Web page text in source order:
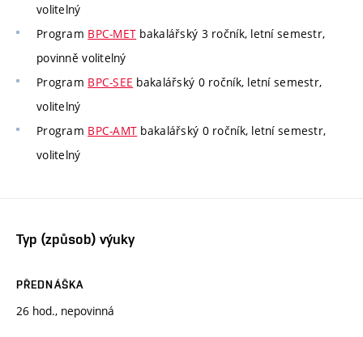
volitelný
Program BPC-MET bakalářský 3 ročník, letní semestr,
povinně volitelný
Program BPC-SEE bakalářský 0 ročník, letní semestr,
volitelný
Program BPC-AMT bakalářský 0 ročník, letní semestr,
volitelný
Typ (způsob) výuky
PŘEDNÁŠKA
26 hod., nepovinná